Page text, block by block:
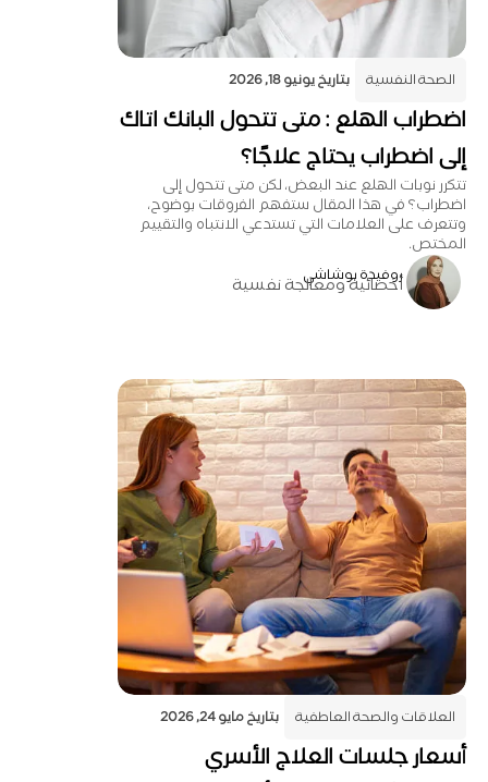
الصحة النفسية بتاريخ يونيو 18, 2026
اضطراب الهلع : متى تتحول البانك اتاك
إلى اضطراب يحتاج علاجًا؟
تتكرر نوبات الهلع عند البعض، لكن متى تتحول إلى
اضطراب؟ في هذا المقال ستفهم الفروقات بوضوح،
وتتعرف على العلامات التي تستدعي الانتباه والتقييم
المختص.
روفيدة بوشاشي
أخصائية ومعالجة نفسية
العلاقات والصحة العاطفية بتاريخ مايو 24, 2026
أسعار جلسات العلاج الأسري